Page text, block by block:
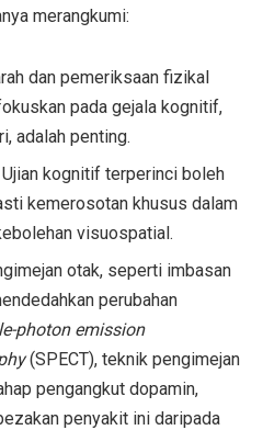
merangkumi:
dan pemeriksaan fizikal
pada gejala kognitif,
adalah penting.
Ujian kognitif terperinci boleh
kemerosotan khusus dalam
visuospatial.
otak, seperti imbasan
perubahan
photon emission
(SPECT), teknik pengimejan
pengangkut dopamin,
penyakit ini daripada